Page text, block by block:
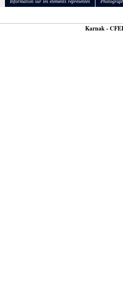
Information sur les éléments représentés